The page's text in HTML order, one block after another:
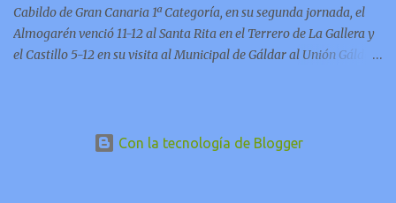
Cabildo de Gran Canaria 1ª Categoría, en su segunda jornada, el
Almogarén venció 11-12 al Santa Rita en el Terrero de La Gallera y
el Castillo 5-12 en su visita al Municipal de Gáldar al Unión Gáldar.
viernes 22 de noviembre a las 21.00 horas: Castillo – Santa
Con la tecnología de Blogger